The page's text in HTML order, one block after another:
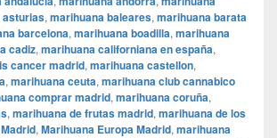
asturias, marihuana baleares, marihuana barata
barcelona, marihuana boadilla, marihuana
cadiz, marihuana californiana en españa,
cancer madrid, marihuana castellon,
, marihuana ceuta, marihuana club cannabico
comprar madrid, marihuana coruña,
, marihuana de frutas madrid, marihuana de los
, Marihuana Europa Madrid, marihuana